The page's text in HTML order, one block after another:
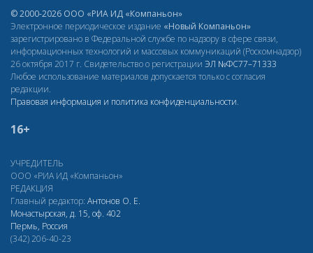
© 2000-2026 ООО «РИА ИД «Компаньон»
Электронное периодическое издание «Новый Компаньон»
зарегистрировано в Федеральной службе по надзору в сфере связи,
информационных технологий и массовых коммуникаций (Роскомнадзор)
26 октября 2017 г. Свидетельство о регистрации ЭЛ №ФС77–71333
Любое использование материалов допускается только с согласия
редакции.
Правовая информация и политика конфиденциальности.
16+
УЧРЕДИТЕЛЬ
ООО «РИА ИД «Компаньон»
РЕДАКЦИЯ
Главный редактор: Антонов О. Е.
Монастырская, д. 15, оф. 402
Пермь, Россия
(342) 206-40-23